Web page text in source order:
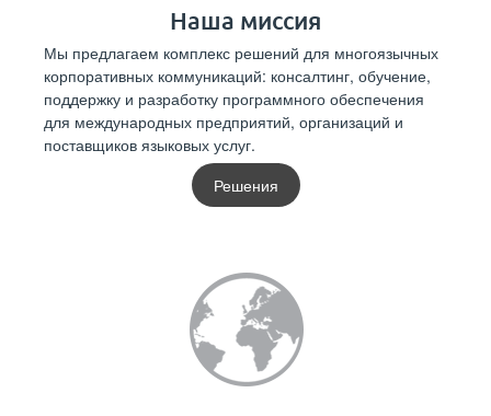
Наша миссия
Мы предлагаем комплекс решений для многоязычных
корпоративных коммуникаций: консалтинг, обучение,
поддержку и разработку программного обеспечения
для международных предприятий, организаций и
поставщиков языковых услуг.
Решения